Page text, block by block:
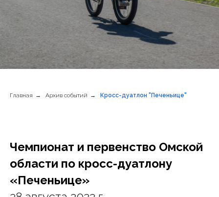
Главная → Архив событий → Кросс-дуатлон "Печеньице"
Чемпионат и первенство Омской
области по кросс-дуатлону
«Печеньице»